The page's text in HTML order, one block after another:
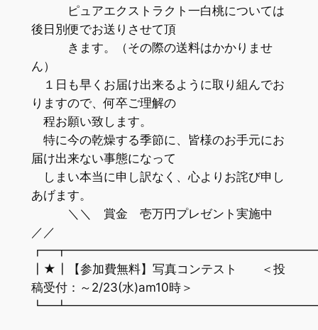
ピュアエクストラクト一白桃については
後日別便でお送りさせて頂
きます。（その際の送料はかかりませ
ん）
１日も早くお届け出来るように取り組んでお
りますので、何卒ご理解の
程お願い致します。
特に今の乾燥する季節に、皆様のお手元にお
届け出来ない事態になって
しまい本当に申し訳なく、心よりお詫び申し
あげます。
＼＼ 賞金 壱万円プレゼント実施中
／／
┃★┃【参加費無料】写真コンテスト ＜投
稿受付：～2/23(水)am10時＞